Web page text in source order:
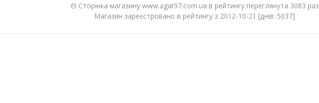
Сторінка магазину www.agat97.com.ua в рейтингу переглянута 3083 раз
Магазин зареєстровано в рейтингу з 2012-10-21 [днів: 5037]